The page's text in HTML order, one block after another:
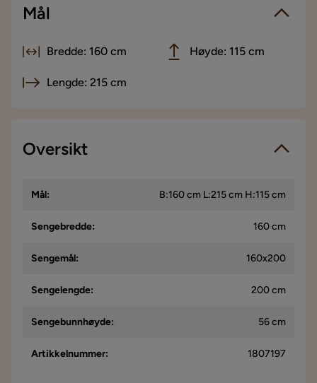
Mål
Bredde: 160 cm Høyde: 115 cm
Lengde: 215 cm
Oversikt
Mål: B:160 cm L:215 cm H:115 cm
Sengebredde: 160 cm
Sengemål: 160x200
Sengelengde: 200 cm
Sengebunnhøyde: 56 cm
Artikkelnummer: 1807197